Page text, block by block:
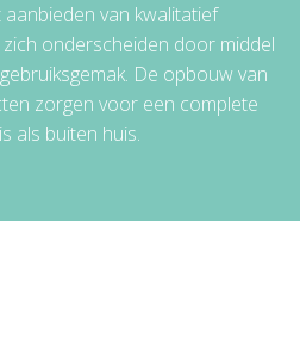
van kwalitatief
onderscheiden door middel
De opbouw van
zorgen voor een complete
als buiten huis.